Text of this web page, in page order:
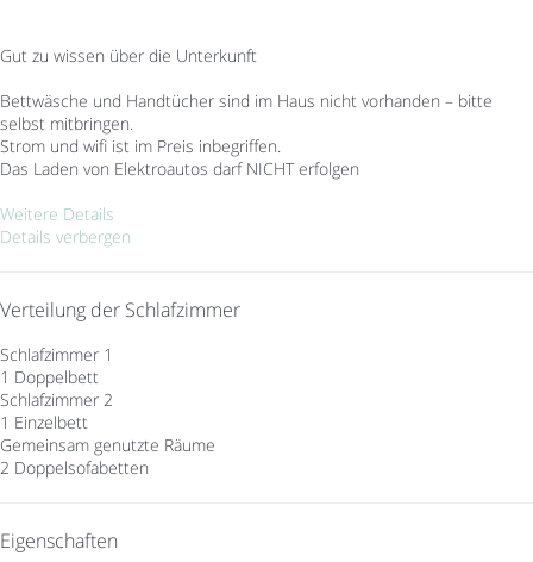
Gut zu wissen über die Unterkunft
Bettwäsche und Handtücher sind im Haus nicht vorhanden – bitte
selbst mitbringen.
Strom und wifi ist im Preis inbegriffen.
Das Laden von Elektroautos darf NICHT erfolgen
Weitere Details
Details verbergen
Verteilung der Schlafzimmer
Schlafzimmer 1
1 Doppelbett
Schlafzimmer 2
1 Einzelbett
Gemeinsam genutzte Räume
2 Doppelsofabetten
Eigenschaften